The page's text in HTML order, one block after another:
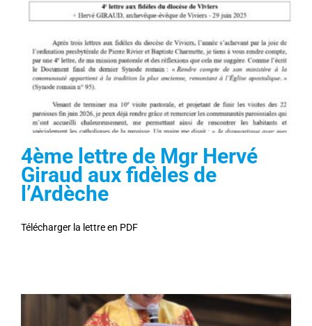
4ème lettre de Mgr Hervé
Giraud aux fidèles de
l’Ardèche
Télécharger la lettre en PDF